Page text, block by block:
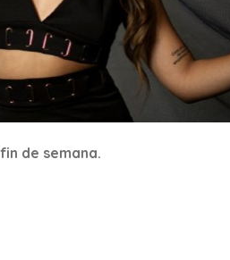
de semana.